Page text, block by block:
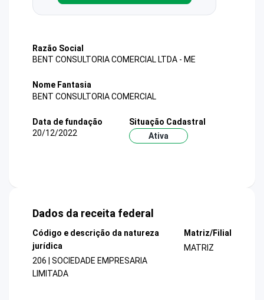
Razão Social
BENT CONSULTORIA COMERCIAL LTDA - ME
Nome Fantasia
BENT CONSULTORIA COMERCIAL
Data de fundação
20/12/2022
Situação Cadastral
Ativa
Dados da receita federal
Código e descrição da natureza
jurídica
206 | SOCIEDADE EMPRESARIA
LIMITADA
Matriz/Filial
MATRIZ